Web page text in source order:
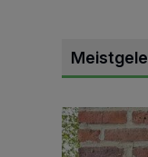
Vorbildlicher